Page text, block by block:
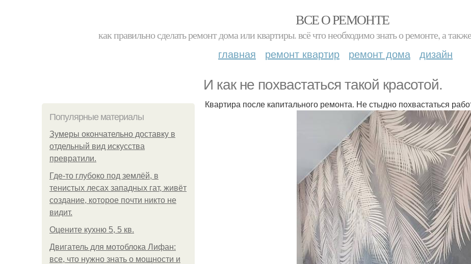
ВСЕ О РЕМОНТЕ
как правильно сделать ремонт дома или квартиры. всё что необходимо знать о ремонте, а
главная ремонт квартир ремонт дома дизайн
И как не похвастаться такой красотой.
Популярные материалы
Зумеры окончательно доставку в
отдельный вид искусства
превратили.
Где-то глубоко под землёй, в
тенистых лесах западных гат, живёт
создание, которое почти никто не
видит.
Оцените кухню 5, 5 кв.
Двигатель для мотоблока Лифан:
все, что нужно знать о мощности и
Квартира после капитального ремонта. Не стыдно похвастаться